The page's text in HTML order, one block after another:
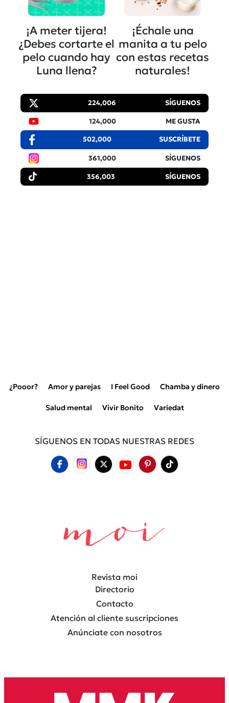
¡A meter tijera!
¿Debes cortarte el
pelo cuando hay
Luna llena?
¡Échale una
manita a tu pelo
con estas recetas
naturales!
224,006 SÍGUENOS
124,000 ME GUSTA
502,000 SUSCRÍBETE
361,000 SÍGUENOS
356,003 SÍGUENOS
¿Pooor? Amor y parejas I Feel Good Chamba y dinero
Salud mental Vivir Bonito Variedat
SÍGUENOS EN TODAS NUESTRAS REDES
Revista moi
Directorio
Contacto
Atención al cliente suscripciones
Anúnciate con nosotros